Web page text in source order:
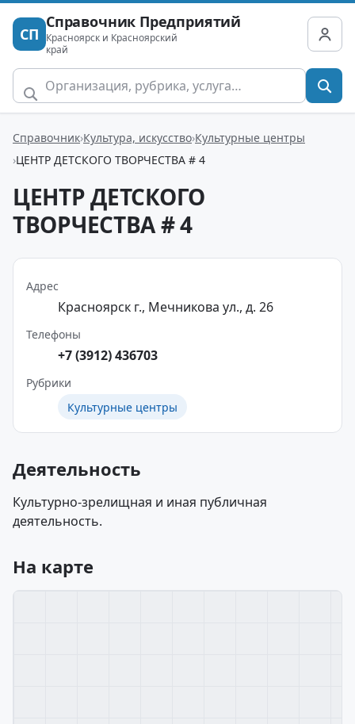
СП
Справочник Предприятий
Красноярск и Красноярский
край
Справочник Культура, искусство Культурные центры
ЦЕНТР ДЕТСКОГО ТВОРЧЕСТВА # 4
ЦЕНТР ДЕТСКОГО
ТВОРЧЕСТВА # 4
Адрес
Красноярск г., Мечникова ул., д. 26
Телефоны
+7 (3912) 436703
Рубрики
Культурные центры
Деятельность
Культурно-зрелищная и иная публичная
деятельность.
На карте